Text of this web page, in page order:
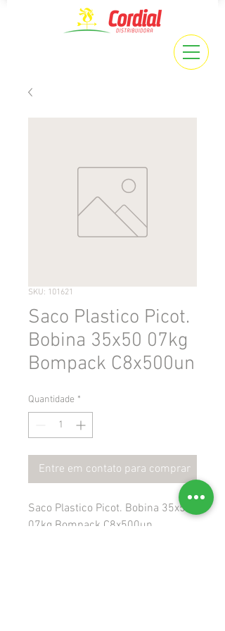
SKU: 101621
Saco Plastico Picot.
Bobina 35x50 07kg
Bompack C8x500un
Quantidade *
Entre em contato para comprar
Saco Plastico Picot. Bobina 35x50
07kg Bompack C8x500un